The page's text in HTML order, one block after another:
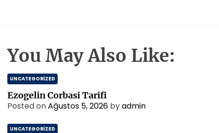
You May Also Like:
UNCATEGORIZED
Ezogelin Corbasi Tarifi
Posted onAğustos 5, 2026 byadmin
UNCATEGORIZED